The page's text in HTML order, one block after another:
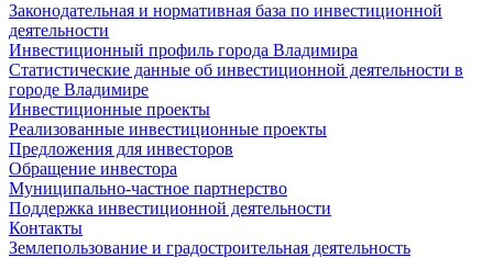
Законодательная и нормативная база по инвестиционной
деятельности
Инвестиционный профиль города Владимира
Статистические данные об инвестиционной деятельности в
городе Владимире
Инвестиционные проекты
Реализованные инвестиционные проекты
Предложения для инвесторов
Обращение инвестора
Муниципально-частное партнерство
Поддержка инвестиционной деятельности
Контакты
Землепользование и градостроительная деятельность